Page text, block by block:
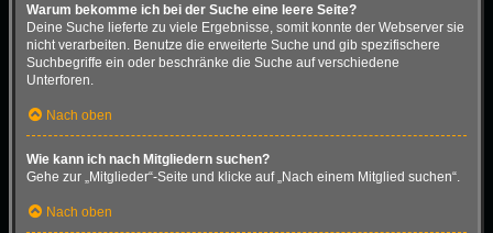
Warum bekomme ich bei der Suche eine leere Seite?
Deine Suche lieferte zu viele Ergebnisse, somit konnte der Webserver sie
nicht verarbeiten. Benutze die erweiterte Suche und gib spezifischere
Suchbegriffe ein oder beschränke die Suche auf verschiedene
Unterforen.
Nach oben
Wie kann ich nach Mitgliedern suchen?
Gehe zur „Mitglieder“-Seite und klicke auf „Nach einem Mitglied suchen“.
Nach oben